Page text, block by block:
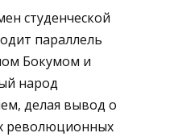
студенческой
параллель
Бокумом и
народ
делая вывод о
революционных